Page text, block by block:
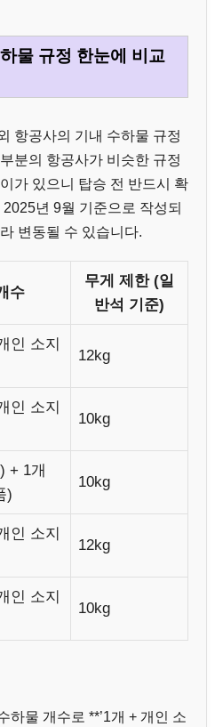
물 규정 한눈에 비교
항공사의 기내 수하물 규정
분의 항공사가 비슷한 규정
가 있으니 탑승 전 반드시 확
년 9월 기준으로 작성되
변동될 수 있습니다.
수
무게 제한 (일
반석 기준)
인 소지
12kg
인 소지
10kg
+ 1개
)
10kg
인 소지
12kg
인 소지
10kg
하물 개수로 **’1개 + 개인 소